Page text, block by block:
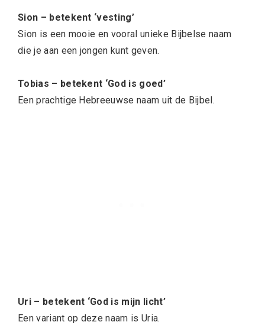
Sion – betekent ‘vesting’
Sion is een mooie en vooral unieke Bijbelse naam
die je aan een jongen kunt geven.
Tobias – betekent ‘God is goed’
Een prachtige Hebreeuwse naam uit de Bijbel.
Uri – betekent ‘God is mijn licht’
Een variant op deze naam is Uria.